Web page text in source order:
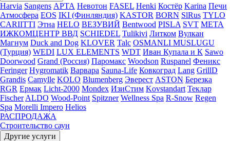
Harvia Sangens АРТА Невотон FASEL Henki Костёр Karina Печи
Атмосфера EOS IKI (Финляндия) KASTOR BORN SlRus TYLO
CARIITTI Этна HELO ВЕЗУВИЙ Bentwood PISLA SVT МЕТА
ИЖКОМЦЕНТР ВВД SCHIEDEL Tulikivi Литком Вулкан
Магнум Duck and Dog KLOVER Talc OSMANLI MUSLUGU
(Турция) WEDI LUX ELEMENTS WDT Иван Купала и К Sawo
Doorwood Grand (Россия) Паромакс Woodson Ruspanel Феникс
Feringer Hygromatik Варвара Sauna-Life Ковкоград Lang GrillD
Grandis Camylle KOLO Blumenberg Эверест ASTON Березка
RGR Ермак Licht-2000 Mondex ИзиСтим Kovstandart Теклар
Fischer ALDO Wood-Point Spitzner Wellness Spa R-Snow Regen
Spa Morelli Impero Helios
РАСПРОДАЖА
Строительство саун
Другие услуги